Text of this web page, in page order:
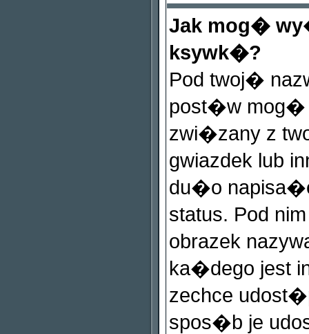
Jak mog�
ksywk�?
Pod twoj�
post�w mog�
zwi�zany z
gwiazdek lub
du�o
status. Pod
obrazek
ka�dego jest
zechce
spos�b je